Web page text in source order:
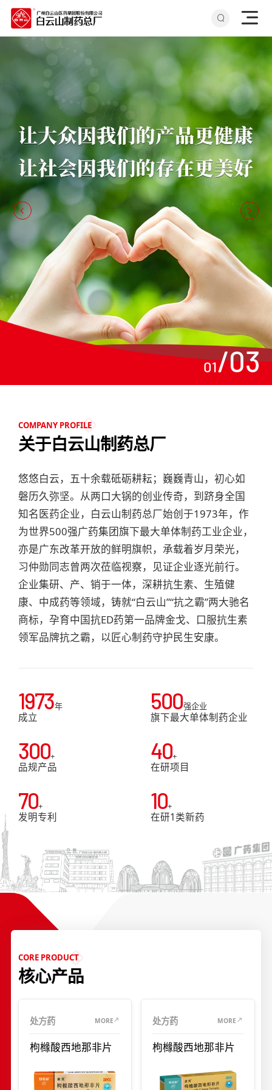
01/03
COMPANY PROFILE
关于白云山制药总厂
悠悠白云，五十余载砥砺耕耘；巍巍青山，初心如
磐历久弥坚。从两口大锅的创业传奇，到跻身全国
知名医药企业，白云山制药总厂始创于1973年，作
为世界500强广药集团旗下最大单体制药工业企业，
亦是广东改革开放的鲜明旗帜，承载着岁月荣光，
习仲勋同志曾两次莅临视察，见证企业逐光前行。
企业集研、产、销于一体，深耕抗生素、生殖健
康、中成药等领域，铸就“白云山”“抗之霸”两大驰名
商标，孕育中国抗ED药第一品牌金戈、口服抗生素
领军品牌抗之霸，以匠心制药守护民生安康。
1973年
成立
500强企业
旗下最大单体制药企业
300+
品规产品
40+
在研项目
70+
发明专利
10+
在研1类新药
CORE PRODUCT
核心产品
处方药 MORE
枸橼酸西地那非片
处方药 MORE
枸橼酸西地那非片